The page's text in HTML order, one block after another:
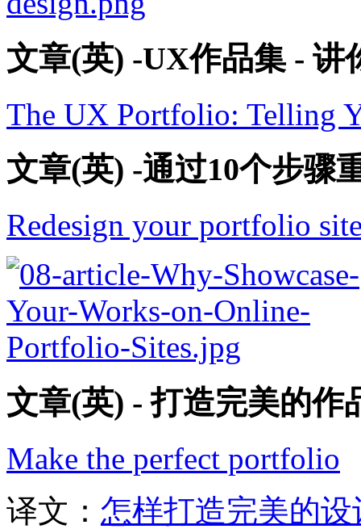
文章(英) -UX作品集 - 讲
The UX Portfolio: Telling
文章(英) -通过10个步骤
Redesign your portfolio
文章(英) - 打造完美的作
Make the perfect portfolio
译文： 怎样打造完美的